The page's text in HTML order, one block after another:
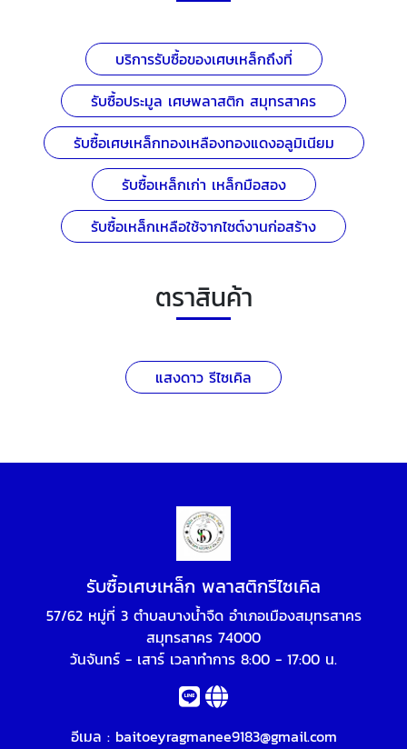
บริการรับซื้อของเศษเหล็กถึงที่
รับซื้อประมูล เศษพลาสติก สมุทรสาคร
รับซื้อเศษเหล็กทองเหลืองทองแดงอลูมิเนียม
รับซื้อเหล็กเก่า เหล็กมือสอง
รับซื้อเหล็กเหลือใช้จากไซต์งานก่อสร้าง
ตราสินค้า
แสงดาว รีไซเคิล
รับซื้อเศษเหล็ก พลาสติกรีไซเคิล
57/62 หมู่ที่ 3 ตำบลบางน้ำจืด อำเภอเมืองสมุทรสาคร
สมุทรสาคร 74000
วันจันทร์ - เสาร์ เวลาทำการ 8:00 - 17:00 น.
อีเมล : baitoeyragmanee9183@gmail.com